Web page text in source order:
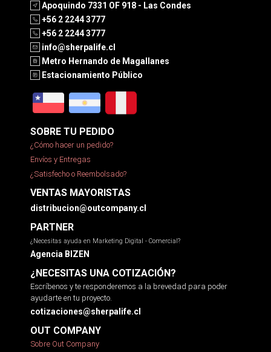
Apoquindo 7331 OF 918 - Las Condes
+56 2 2244 3777
+56 2 2244 3777
info@sherpalife.cl
Metro Hernando de Magallanes
Estacionamiento Público
SOBRE TU PEDIDO
¿Cómo hacer un pedido?
Envíos y Entregas
¿Satisfecho o Reembolsado?
VENTAS MAYORISTAS
distribucion@outcompany.cl
PARTNER
¿Necesitas ayuda en Marketing Digital - Comercial?
Agencia BIZEN
¿NECESITAS UNA COTIZACIÓN?
Escríbenos y te responderemos a la brevedad para poder
ayudarte en tu proyecto.
cotizaciones@sherpalife.cl
OUT COMPANY
Sobre Out Company